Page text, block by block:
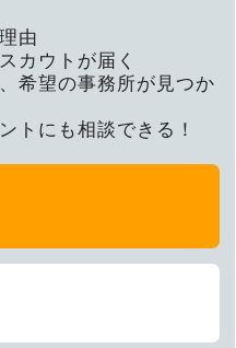
由
カウトが届く
希望の事務所が見つか
トにも相談できる！